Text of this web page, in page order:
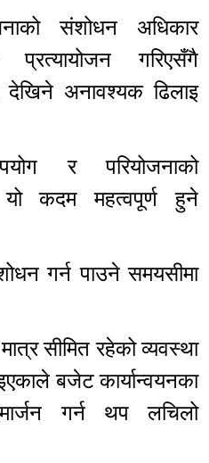
संशोधन अधिकार
प्रत्यायोजन गरिएसँगै
देखिने अनावश्यक ढिलाइ
र परियोजनाको
यो कदम महत्वपूर्ण हुने
गर्न पाउने समयसीमा
सीमित रहेको व्यवस्था
बजेट कार्यान्वयनका
गर्न थप लचिलो